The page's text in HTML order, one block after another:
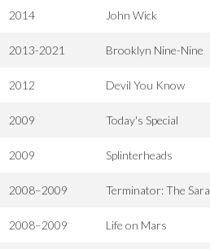
2014 John Wick
2013-2021 Brooklyn Nine-Nine
2012 Devil You Know
2009 Today's Special
2009 Splinterheads
2008–2009 Terminator: The
2008–2009 Life on Mars